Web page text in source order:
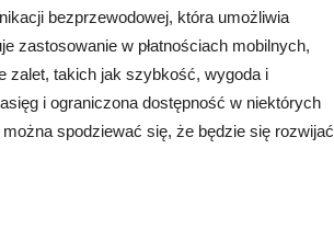
bezprzewodowej, która umożliwia
zastosowanie w płatnościach mobilnych,
zalet, takich jak szybkość, wygoda i
i ograniczona dostępność w niektórych
spodziewać się, że będzie się rozwijać